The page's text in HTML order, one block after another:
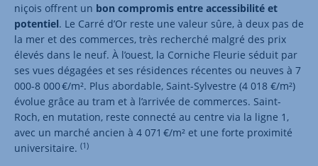
niçois offrent un bon compromis entre accessibilité et
potentiel. Le Carré d’Or reste une valeur sûre, à deux pas de
la mer et des commerces, très recherché malgré des prix
élevés dans le neuf. À l’ouest, la Corniche Fleurie séduit par
ses vues dégagées et ses résidences récentes ou neuves à 7
000-8 000 €/m². Plus abordable, Saint-Sylvestre (4 018 €/m²)
évolue grâce au tram et à l’arrivée de commerces. Saint-
Roch, en mutation, reste connecté au centre via la ligne 1,
avec un marché ancien à 4 071 €/m² et une forte proximité
universitaire. (1)